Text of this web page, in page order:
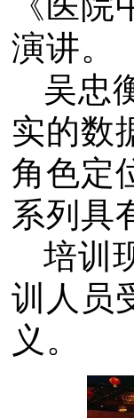
演讲。
吴忠
实的数
角色定
系列具
培训
训人员
义。